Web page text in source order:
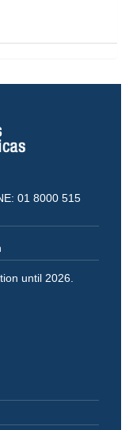
01 8000 515
until 2026.